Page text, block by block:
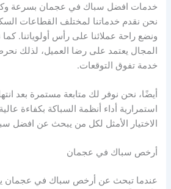
خدمات افضل سباك في عجمان بسرعة
نحن نقدم خدماتنا لمختلف القطاعات
ونضع راحة عملائنا على رأس أولوياتنا.
المجال يعتمد على رضا العميل، لذلك
خدمة تفوق التوقعات.
أيضًا، نحن نوفر لك متابعة مستمرة بعد
استمرارية أداء أنظمة السباكة بكفاءة
الاختيار الأمثل لكل من يبحث عن افضل
أرخص سباك في عجمان
عندما تبحث عن أرخص سباك في عجمان